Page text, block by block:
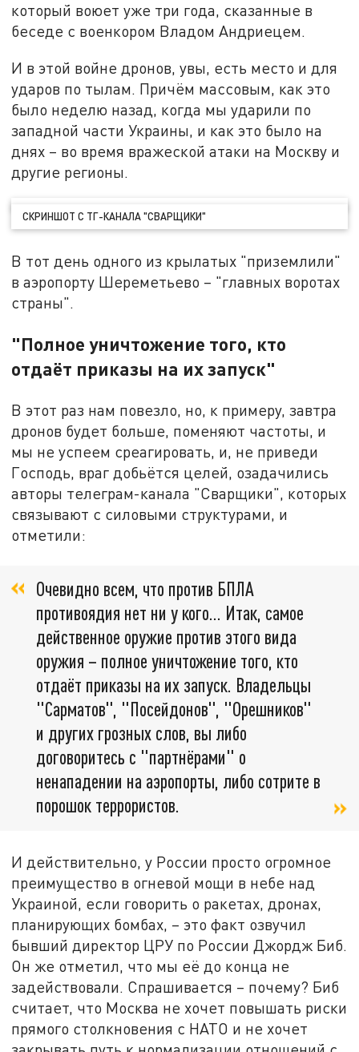
который воюет уже три года, сказанные в
беседе с военкором Владом Андриецем.
И в этой войне дронов, увы, есть место и для
ударов по тылам. Причём массовым, как это
было неделю назад, когда мы ударили по
западной части Украины, и как это было на
днях – во время вражеской атаки на Москву и
другие регионы.
СКРИНШОТ С ТГ-КАНАЛА "СВАРЩИКИ"
В тот день одного из крылатых "приземлили"
в аэропорту Шереметьево – "главных воротах
страны".
"Полное уничтожение того, кто
отдаёт приказы на их запуск"
В этот раз нам повезло, но, к примеру, завтра
дронов будет больше, поменяют частоты, и
мы не успеем среагировать, и, не приведи
Господь, враг добьётся целей, озадачились
авторы телеграм-канала "Сварщики", которых
связывают с силовыми структурами, и
отметили:
Очевидно всем, что против БПЛА
противоядия нет ни у кого… Итак, самое
действенное оружие против этого вида
оружия – полное уничтожение того, кто
отдаёт приказы на их запуск. Владельцы
"Сарматов", "Посейдонов", "Орешников"
и других грозных слов, вы либо
договоритесь с "партнёрами" о
ненападении на аэропорты, либо сотрите в
порошок террористов.
И действительно, у России просто огромное
преимущество в огневой мощи в небе над
Украиной, если говорить о ракетах, дронах,
планирующих бомбах, – это факт озвучил
бывший директор ЦРУ по России Джордж Биб.
Он же отметил, что мы её до конца не
задействовали. Спрашивается – почему? Биб
считает, что Москва не хочет повышать риски
прямого столкновения с НАТО и не хочет